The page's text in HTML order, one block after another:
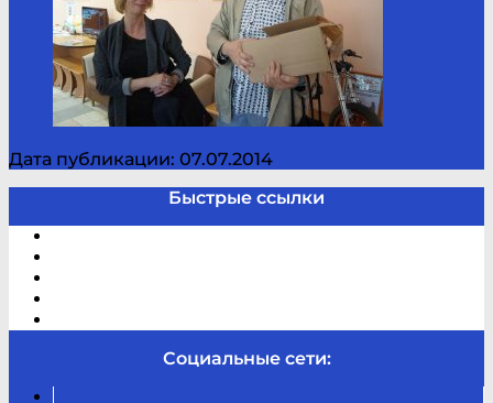
Дата публикации: 07.07.2014
Быстрые ссылки
Социальные сети: